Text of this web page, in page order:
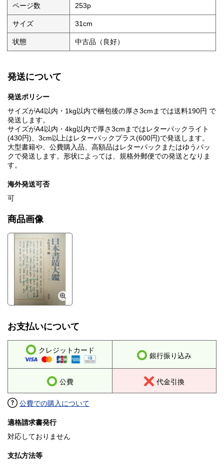
ページ数 253p
サイズ 31cm
状態 中古品（良好）
発送について
発送ポリシー
サイズがA4以内・1kg以内で梱包後の厚さ3cmまでは送料190円 で
発送します。
サイズがA4以内・4kg以内で厚さ3cmまではレターパックライト
(430円)、3cm以上はレターパックプラス(600円)で発送します。
大型書籍や、公費購入品、高額品はレターパックまたはゆうパッ
クで発送します。形状によっては、規格外郵便での発送となりま
す。
海外発送可否
可
商品画像
お支払いについて
クレジットカード
銀行振り込み
公費 代金引換
公費での購入について
適格請求書発行
対応しておりません
支払方法等